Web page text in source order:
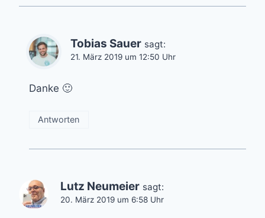
Tobias Sauer sagt:
21. März 2019 um 12:50 Uhr
Danke 🙂
Antworten
Lutz Neumeier sagt:
20. März 2019 um 6:58 Uhr